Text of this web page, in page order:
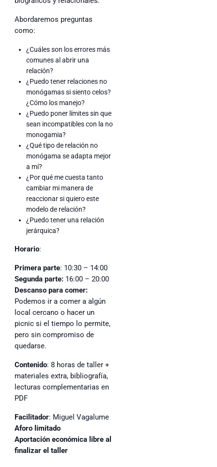
Abordaremos preguntas
como:
¿Cuáles son los errores más
comunes al abrir una
relación?
¿Puedo tener relaciones no
monógamas si siento celos?
¿Cómo los manejo?
¿Puedo poner límites sin que
sean incompatibles con la no
monogamia?
¿Qué tipo de relación no
monógama se adapta mejor
a mí?
¿Por qué me cuesta tanto
cambiar mi manera de
reaccionar si quiero este
modelo de relación?
¿Puedo tener una relación
jerárquica?
Horario:
Primera parte: 10:30 – 14:00
Segunda parte: 16:00 – 20:00
Descanso para comer:
Podemos ir a comer a algún
local cercano o hacer un
picnic si el tiempo lo permite,
pero sin compromiso de
quedarse.
Contenido: 8 horas de taller +
materiales extra, bibliografía,
lecturas complementarias en
PDF
Facilitador: Miguel Vagalume
Aforo limitado
Aportación económica libre al
finalizar el taller